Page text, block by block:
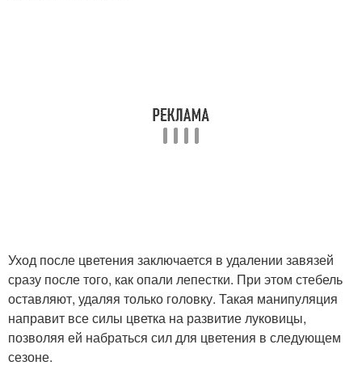
Уход после цветения заключается в удалении завязей
сразу после того, как опали лепестки. При этом стебель
оставляют, удаляя только головку. Такая манипуляция
направит все силы цветка на развитие луковицы,
позволяя ей набраться сил для цветения в следующем
сезоне.